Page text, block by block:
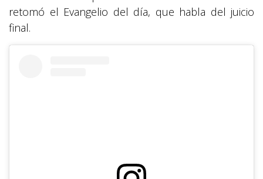
retomó el Evangelio del día, que habla del juicio
final.